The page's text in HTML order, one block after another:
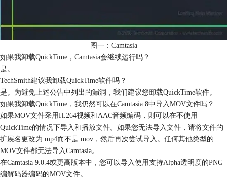
图一：Camtasia
如果我卸载QuickTime， Camtasia会继续运行吗？
是。
TechSmith建议我卸载QuickTime软件吗？
是。为避免上述公告中列出的漏洞，我们建议您卸载QuickTime软件。
如果我卸载QuickTime，我仍然可以在Camtasia 8中导入MOV文件吗？
如果MOV文件采用H.264视频和AAC音频编码，则可以在不使用
QuickTime的情况下导入和播放文件。如果您无法导入文件，请将文件的
扩展名更改为.mp4而不是.mov，然后再次尝试导入。任何其他类型的
MOV文件都无法导入Camtasia。
在Camtasia 9.0.4或更高版本中，您可以导入使用支持Alpha透明度的PNG
编解码器编码的MOV文件。